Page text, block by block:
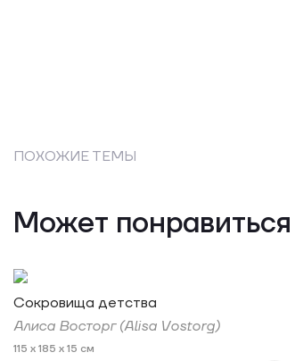
ПОХОЖИЕ ТЕМЫ
Может понравиться
Сокровища детства
Алиса Восторг (Alisa Vostorg)
115 x 185 x 15 см